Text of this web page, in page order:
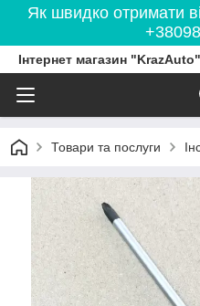
Як швидко отримати
Інтернет магазин "KrazAuto"
Товари та послуги